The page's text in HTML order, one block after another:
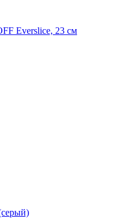
Everslice, 23 см